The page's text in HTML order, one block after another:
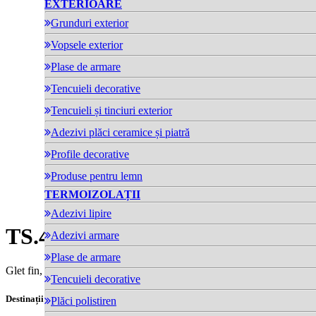
EXTERIOARE
Grunduri exterior
Vopsele exterior
Plase de armare
Tencuieli decorative
Tencuieli și tinciuri exterior
Adezivi plăci ceramice și piatră
Profile decorative
Produse pentru lemn
TERMOIZOLAȚII
Adezivi lipire
Adezivi armare
Plase de armare
Tencuieli decorative
Plăci polistiren
TS.400- Glet fin, pe bază de
Glet fin, alb, pe bază de ciment pentru exterior și interior
Destinații: